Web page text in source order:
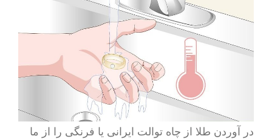
در آوردن طلا از چاه توالت ایرانی یا فرنگی را از ما